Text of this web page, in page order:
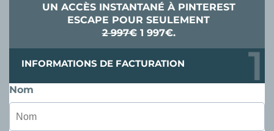
UN ACCÈS INSTANTANÉ À PINTEREST
ESCAPE POUR SEULEMENT
2 997€1 997€.
INFORMATIONS DE FACTURATION
Nom